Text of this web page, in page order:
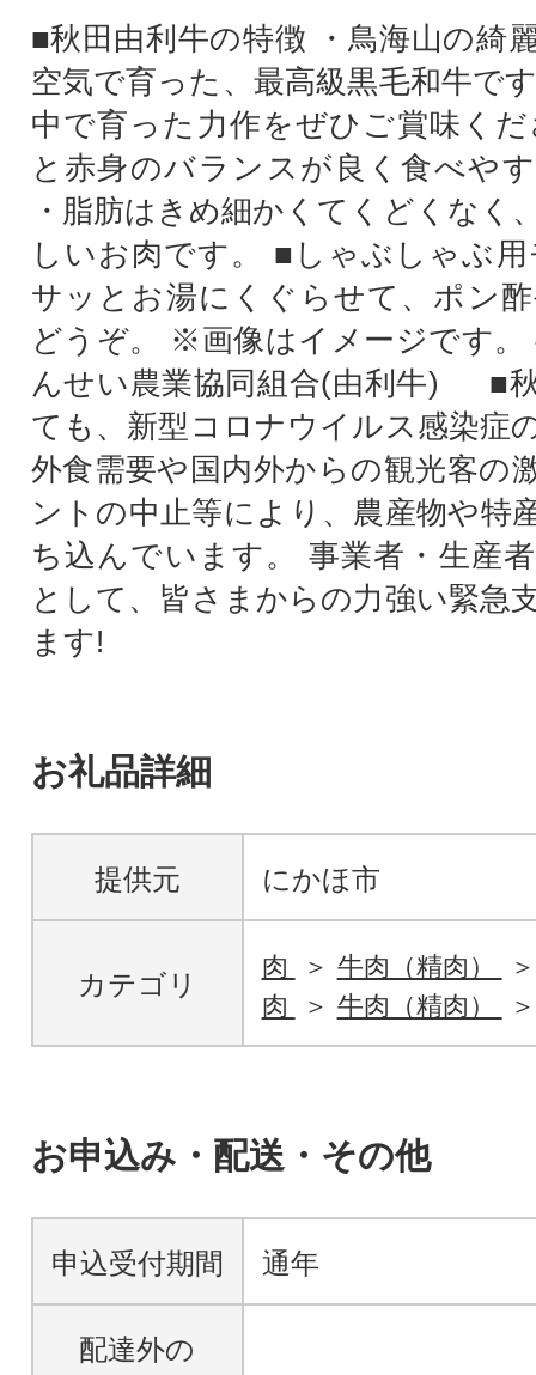
■秋田由利牛の特徴 ・鳥海山の綺
空気で育った、最高級黒毛和牛で
中で育った力作をぜひご賞味く
と赤身のバランスが良く食べや
・脂肪はきめ細かくてくどくなく
しいお肉です。 ■しゃぶしゃぶ
サッとお湯にくぐらせて、ポン
どうぞ。 ※画像はイメージです。
んせい農業協同組合(由利牛) ■
ても、新型コロナウイルス感染症
外食需要や国内外からの観光客の
ントの中止等により、農産物や特
ち込んでいます。 事業者・生産
として、皆さまからの力強い緊急
ます!
お礼品詳細
提供元 にかほ市
カテゴリ
肉
牛肉（精肉）
肉
牛肉（精肉）
お申込み・配送・その他
申込受付期間 通年
配達外の